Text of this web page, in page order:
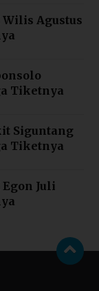
Agustus
Tiketnya
Siguntang
Tiketnya
Juli